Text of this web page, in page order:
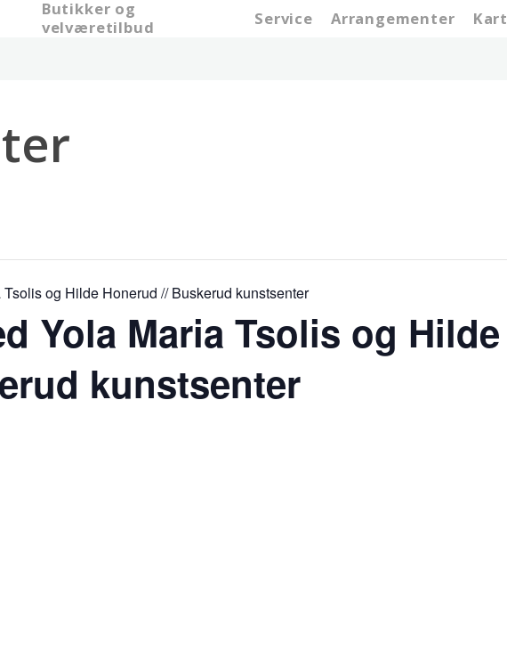
Butikker og
velværetilbud
Service Arrangementer Kart
og Hilde Honerud // Buskerud kunstsenter
Yola Maria Tsolis og Hilde
kunstsenter